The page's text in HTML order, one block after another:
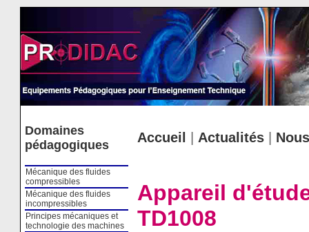
Domaines
pédagogiques
Mécanique des fluides
compressibles
Mécanique des fluides
incompressibles
Principes mécaniques et
technologie des machines
Accueil Actualités|
Appareil
TD1008
Cookies management panel